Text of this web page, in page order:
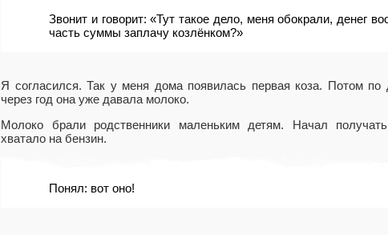
Звонит и говорит: «Тут такое дело, меня обокрали, денег
часть суммы заплачу козлёнком?»
Я согласился. Так у меня дома появилась первая коза. Потом по
через год она уже давала молоко.
Молоко брали родственники маленьким детям. Начал
хватало на бензин.
Понял: вот оно!